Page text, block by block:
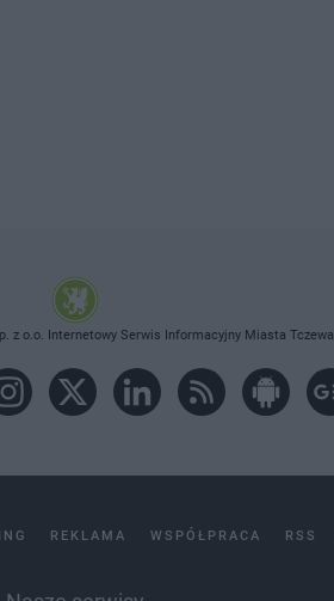
z o.o. Internetowy Serwis Informacyjny Miasta Tczewa
REKLAMA WSPÓŁPRACA RSS